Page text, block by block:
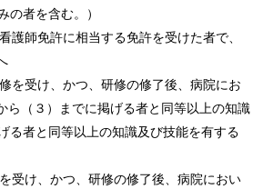
者を含む。）
師免許に相当する免許を受けた者で、
を受け、かつ、研修の修了後、病院にお
（３）までに掲げる者と同等以上の知識
る者と同等以上の知識及び技能を有する
受け、かつ、研修の修了後、病院におい